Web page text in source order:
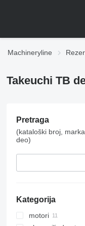
Machineryline
Takeuchi TB
Pretraga
(kataloški broj,
deo)
Kategorija
motori